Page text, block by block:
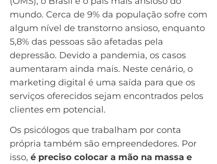
mundo. Cerca de 9% da população sofre com
algum nível de transtorno ansioso, enquanto
5,8% das pessoas são afetadas pela
depressão. Devido a pandemia, os casos
aumentaram ainda mais. Neste cenário, o
marketing digital é uma saída para que os
serviços oferecidos sejam encontrados pelos
clientes em potencial.
Os psicólogos que trabalham por conta
própria também são empreendedores. Por
isso, é preciso colocar a mão na massa e